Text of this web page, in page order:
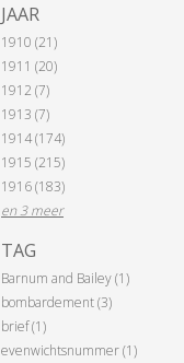
JAAR
1910 (21)
1911 (20)
1912 (7)
1913 (7)
1914 (174)
1915 (215)
1916 (183)
en 3 meer
TAG
Barnum and Bailey (1)
bombardement (3)
brief (1)
evenwichtsnummer (1)